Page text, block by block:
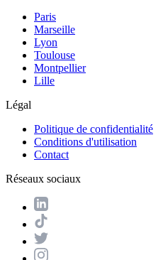
Paris
Marseille
Lyon
Toulouse
Montpellier
Lille
Légal
Politique de confidentialité
Conditions d'utilisation
Contact
Réseaux sociaux